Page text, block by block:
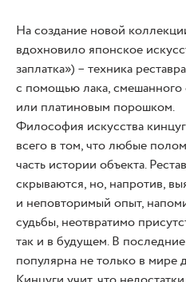
На создание новой
вдохновило японское
заплатка») – техника
с помощью лака,
или платиновым порошком.
Философия искусства
всего в том, что любые
часть истории объекта.
скрываются, но, напротив,
и неповторимый опыт,
судьбы, неотвратимо
так и в будущем. В
популярна не только в мире